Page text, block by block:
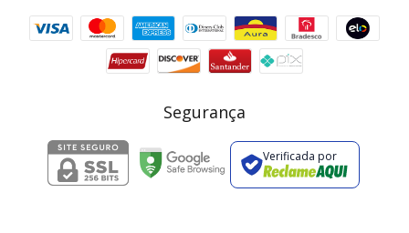
Segurança
Verificada por
Cupom 1a compra: GANHE5
2 pecas 7% OFF